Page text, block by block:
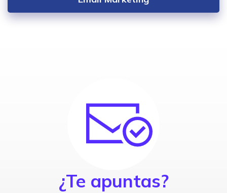
¿Te apuntas?